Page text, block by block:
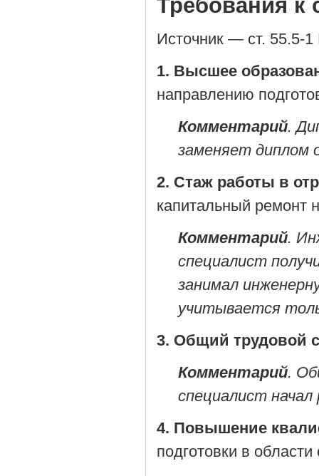
Требования к
Источник — ст. 55.5-
1. Высшее
направлению
Комментарий.
заменяет диплом
2. Стаж работы в
капитальный ремонт
Комментарий.
специалист
занимал
учитывается
3. Общий трудовой
Комментарий.
специалист
4. Повышение
подготовки в